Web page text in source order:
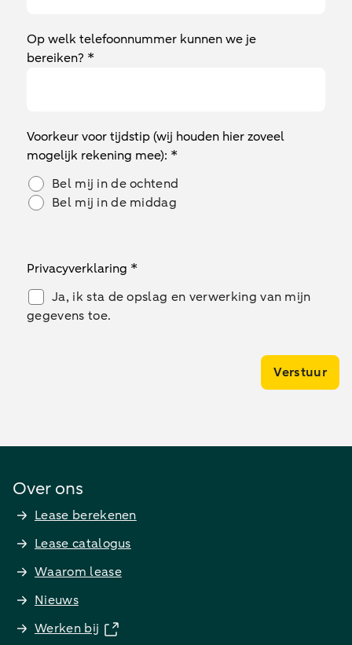
Op welk telefoonnummer kunnen we je
bereiken? *
Voorkeur voor tijdstip (wij houden hier zoveel
mogelijk rekening mee): *
Bel mij in de ochtend
Bel mij in de middag
Privacyverklaring *
Ja, ik sta de opslag en verwerking van mijn
gegevens toe.
Verstuur
Over ons
Lease berekenen
Lease catalogus
Waarom lease
Nieuws
Werken bij